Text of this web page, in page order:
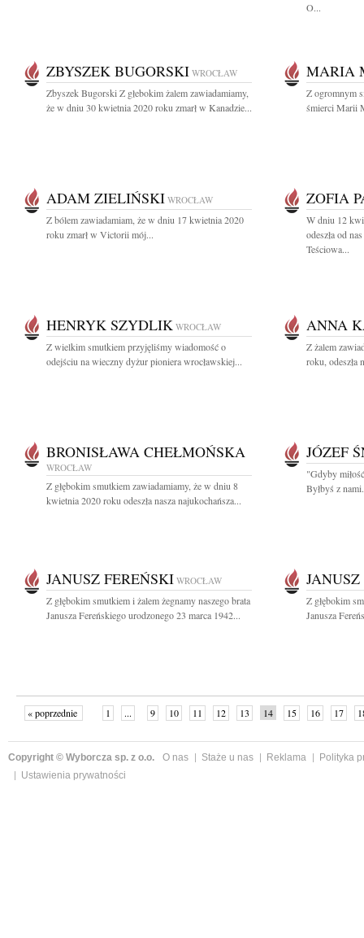
O...
ZBYSZEK BUGORSKI WROCŁAW
Zbyszek Bugorski Z głebokim żalem zawiadamiamy,
że w dniu 30 kwietnia 2020 roku zmarł w Kanadzie...
MARIA
Z ogromnym
śmierci Marii
ADAM ZIELIŃSKI WROCŁAW
Z bólem zawiadamiam, że w dniu 17 kwietnia 2020
roku zmarł w Victorii mój...
ZOFIA
W dniu 12
odeszła od
Teściowa...
HENRYK SZYDLIK WROCŁAW
Z wielkim smutkiem przyjęliśmy wiadomość o
odejściu na wieczny dyżur pioniera wrocławskiej...
ANNA
Z żalem
roku, odeszła
BRONISŁAWA CHEŁMOŃSKA
WROCŁAW
Z głębokim smutkiem zawiadamiamy, że w dniu 8
kwietnia 2020 roku odeszła nasza najukochańsza...
JÓZEF
"Gdyby
Byłbyś z
JANUSZ FEREŃSKI WROCŁAW
Z głębokim smutkiem i żalem żegnamy naszego brata
Janusza Fereńskiego urodzonego 23 marca 1942...
Z głębokim
Janusza
« poprzednie 1 ... 9 10 11 12 13 14 15 16 17
Copyright © Wyborcza sp. z o.o. O nas Staże u nas Reklama
Polityka
Ustawienia prywatności